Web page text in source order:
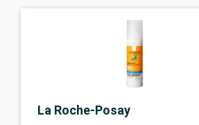
La Roche-Posay